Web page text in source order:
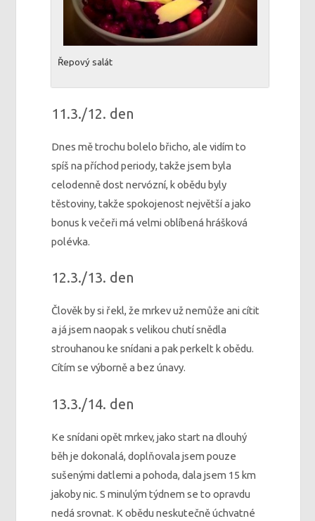
Řepový salát
11.3./12. den
Dnes mě trochu bolelo břicho, ale vidím to
spíš na příchod periody, takže jsem byla
celodenně dost nervózní, k obědu byly
těstoviny, takže spokojenost největší a jako
bonus k večeři má velmi oblíbená hrášková
polévka.
12.3./13. den
Člověk by si řekl, že mrkev už nemůže ani cítit
a já jsem naopak s velikou chutí snědla
strouhanou ke snídani a pak perkelt k obědu.
Cítím se výborně a bez únavy.
13.3./14. den
Ke snídani opět mrkev, jako start na dlouhý
běh je dokonalá, doplňovala jsem pouze
sušenými datlemi a pohoda, dala jsem 15 km
jakoby nic. S minulým týdnem se to opravdu
nedá srovnat. K obědu neskutečně úchvatné